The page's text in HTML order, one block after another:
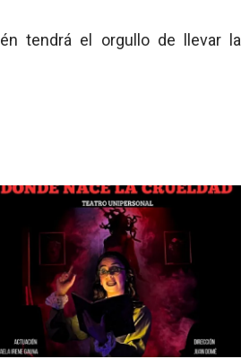
tendrá el orgullo de llevar la